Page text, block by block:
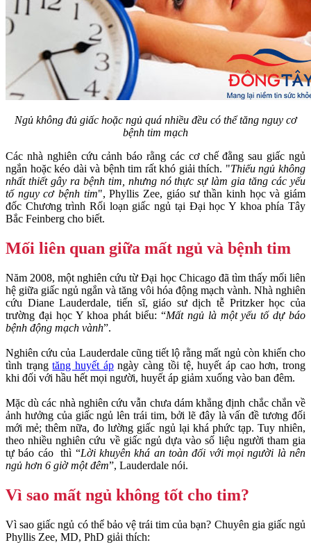
Ngủ không đủ giấc hoặc ngủ quá nhiều đều có thể tăng nguy cơ
bệnh tim mạch
Các nhà nghiên cứu cảnh báo rằng các cơ chế đằng sau giấc ngủ
ngắn hoặc kéo dài và bệnh tim rất khó giải thích. "Thiếu ngủ không
nhất thiết gây ra bệnh tim, nhưng nó thực sự làm gia tăng các yếu
tố nguy cơ bệnh tim", Phyllis Zee, giáo sư thần kinh học và giám
đốc Chương trình Rối loạn giấc ngủ tại Đại học Y khoa phía Tây
Bắc Feinberg cho biết.
Mối liên quan giữa mất ngủ và bệnh tim
Năm 2008, một nghiên cứu từ Đại học Chicago đã tìm thấy mối liên
hệ giữa giấc ngủ ngắn và tăng vôi hóa động mạch vành. Nhà nghiên
cứu Diane Lauderdale, tiến sĩ, giáo sư dịch tễ Pritzker học của
trường đại học Y khoa phát biểu: “Mất ngủ là một yếu tố dự báo
bệnh động mạch vành”.
Nghiên cứu của Lauderdale cũng tiết lộ rằng mất ngủ còn khiến cho
tình trạngtăng huyết ápngày càng tồi tệ, huyết áp cao hơn, trong
khi đối với hầu hết mọi người, huyết áp giảm xuống vào ban đêm.
Mặc dù các nhà nghiên cứu vẫn chưa dám khẳng định chắc chắn về
ảnh hưởng của giấc ngủ lên trái tim, bởi lẽ đây là vấn đề tương đối
mới mẻ; thêm nữa, đo lường giấc ngủ lại khá phức tạp. Tuy nhiên,
theo nhiều nghiên cứu về giấc ngủ dựa vào số liệu người tham gia
tự báo cáo thì “Lời khuyên khá an toàn đối với mọi người là nên
ngủ hơn 6 giờ một đêm”, Lauderdale nói.
Vì sao mất ngủ không tốt cho tim?
Vì sao giấc ngủ có thể bảo vệ trái tim của bạn? Chuyên gia giấc ngủ
Phyllis Zee, MD, PhD giải thích: